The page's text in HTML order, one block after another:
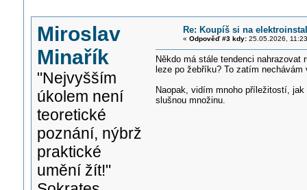
Miroslav
Minařík
"Nejvyšším
úkolem není
teoretické
poznání, nýbrž
praktické
umění žít!"
Re: Koupíš si na
« Odpověď #3 kdy:25.05.2026,
Někdo má stále tendenci
leze po žebříku? To zatím
Naopak, vidím mnoho příležitostí, jak
slušnou množinu.